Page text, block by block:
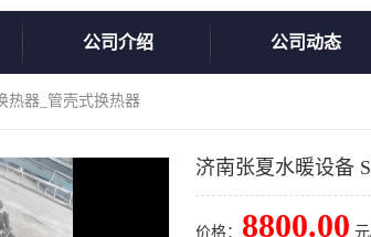
公司介绍 公司动态
热器_管壳式换热器
济南张夏水暖设备
价格： 8800.00